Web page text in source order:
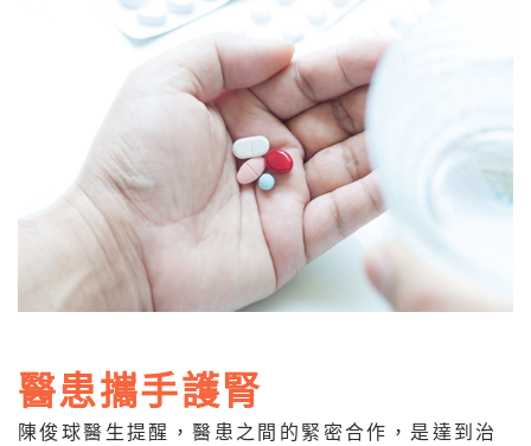
醫患攜手護腎
陳俊球醫生提醒，醫患之間的緊密合作，是達到治